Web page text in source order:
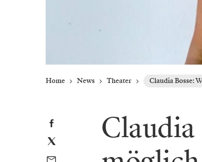
Home News Theater Claudia Bosse:
Claudia